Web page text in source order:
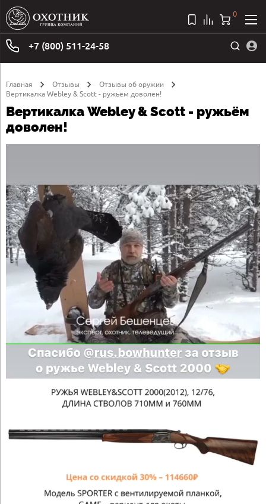
+7 (800) 511-24-58
0
Главная Отзывы
Отзывы об оружии
Вертикалка Webley & Scott - ружьём доволен!
Вертикалка Webley & Scott - ружьём
доволен!